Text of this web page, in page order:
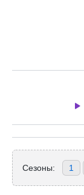
Сезоны: 1